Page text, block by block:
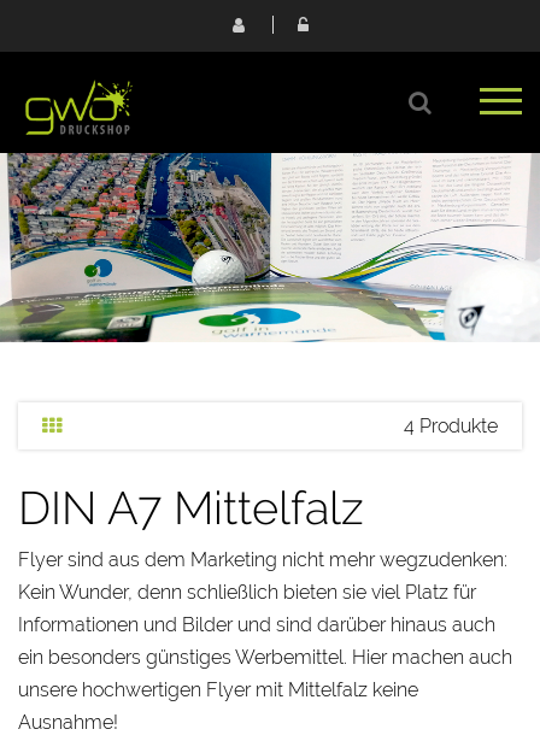
4 Produkte
DIN A7 Mittelfalz
Flyer sind aus dem Marketing nicht mehr wegzudenken:
Kein Wunder, denn schließlich bieten sie viel Platz für
Informationen und Bilder und sind darüber hinaus auch
ein besonders günstiges Werbemittel. Hier machen auch
unsere hochwertigen Flyer mit Mittelfalz keine
Ausnahme!